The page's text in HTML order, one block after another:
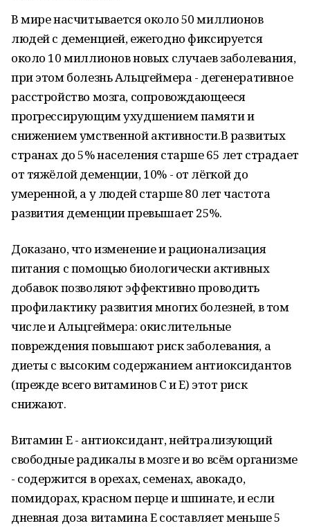
В мире насчитывается около 50 миллионов
людей с деменцией, ежегодно фиксируется
около 10 миллионов новых случаев заболевания,
при этом болезнь Альцгеймера - дегенеративное
расстройство мозга, сопровождающееся
прогрессирующим ухудшением памяти и
снижением умственной активности.В развитых
странах до 5% населения старше 65 лет страдает
от тяжёлой деменции, 10% - от лёгкой до
умеренной, а у людей старше 80 лет частота
развития деменции превышает 25%.
Доказано, что изменение и рационализация
питания с помощью биологически активных
добавок позволяют эффективно проводить
профилактику развития многих болезней, в том
числе и Альцгеймера: окислительные
повреждения повышают риск заболевания, а
диеты с высоким содержанием антиоксидантов
(прежде всего витаминов С и Е) этот риск
снижают.
Витамин Е - антиоксидант, нейтрализующий
свободные радикалы в мозге и во всём организме
- содержится в орехах, семенах, авокадо,
помидорах, красном перце и шпинате, и если
дневная доза витамина Е составляет меньше 5